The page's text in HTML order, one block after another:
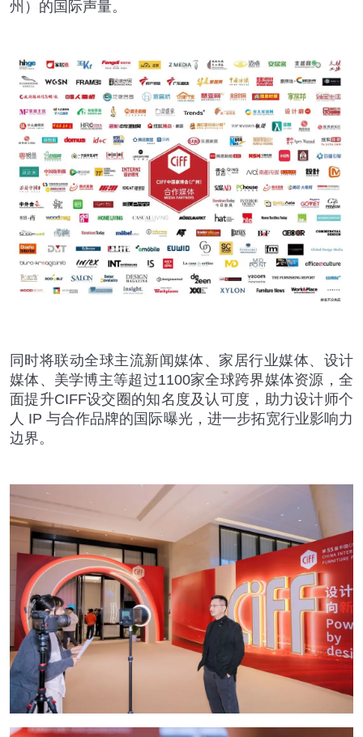
州）的国际声量。
同时将联动全球主流新闻媒体、家居行业媒体、设计
媒体、美学博主等超过1100家全球跨界媒体资源，全
面提升CIFF设交圈的知名度及认可度，助力设计师个
人 IP与合作品牌的国际曝光，进一步拓宽行业影响力
边界。